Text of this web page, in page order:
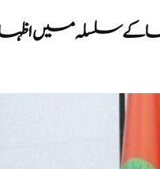
کے سلسلہ میں